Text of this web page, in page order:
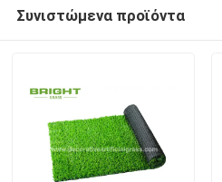
Συνιστώμενα προϊόντα